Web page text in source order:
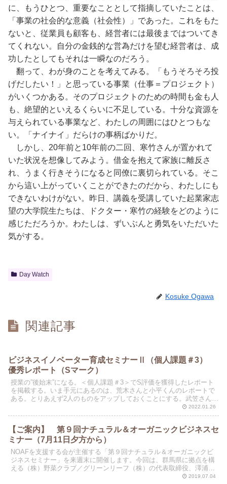
に、もうひとつ、重要なこととして指摘していたことは、
「事業の社会的な意義（社会性）」であった。これをもた
ないと、従業員も顧客も、経営者には最後まではついてき
てくれない。自分の金銭的な営為だけを望む経営者は、成
功したとしてもそれは一瞬なのだろう。
翻って、わが身のことを考えてみる。「もうそろそろ投
げだしたい！」と思っている事業（仕事＝プロジェクト）
がいくつかある。そのプロジェクトのための時間も金も人
も、絶望的といえるくらいに不足している。十分な資源を
与えられている事業など、わたしの周囲にはひとつもな
い。「ナイナイ」だらけの事柄ばかりだ。
しかし、20年前と10年前の二回、寒竹さんが置かれて
いた状況を想像してみよう。借金を抱えて家族に離反さ
れ、うまく行きそうになると同僚に裏切られている。そこ
から這い上がっていくことができたのだから、わたしにも
できないわけがない。昨日、講義を受講していた起業家志
望の大学院生たちは、ドクター・寒竹の経験をどのように
感じただろうか。わたしは、ずいぶんと勇気をいただいた
気がする。
Day Watch
Kosuke Ogawa
関連記事
ビジネスイノベーター育成セミナーⅡ（個人課題＃3）
優秀レポート（Sマーク）
授業の”後始末”になる。＜個人課題＃3＞でS評価を獲得したレポート
を掲載する。いま手元にあるのは、荒木さんと小平くんのレポートで
ある。とりあえず2人のものをアップしておくことにする。武笠さん
2022.01.26
【ご案内】 第９回ナチュラル＆オーガニックビジネスセ
ミナー（7月11日夕方から）
NOAFを支援する会が主催する「第９回ナチュラル＆オーガニックビ
ジネスセミナー」を来週末に開催します。今回は、群馬県に拠点を構
える（株）野菜クラブ／グリーンリーフ（株）の代表取締役、澤浦彰
治さんと娘さん（えくぼさん）を講師としてお迎えします... 2019.07.04